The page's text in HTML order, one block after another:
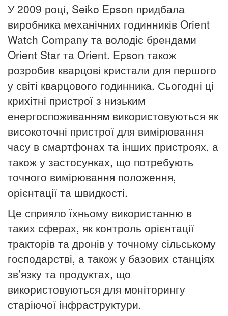
У 2009 році, Seiko Epson придбала
виробника механічних годинників Orient
Watch Company та володіє брендами
Orient Star та Orient. Epson також
розробив кварцові кристали для першого
у світі кварцового годинника. Сьогодні ці
крихітні пристрої з низьким
енергоспоживанням використовуються як
високоточні пристрої для вимірювання
часу в смартфонах та інших пристроях, а
також у застосунках, що потребують
точного вимірювання положення,
орієнтації та швидкості.
Це сприяло їхньому використанню в
таких сферах, як контроль орієнтації
тракторів та дронів у точному сільському
господарстві, а також у базових станціях
зв’язку та продуктах, що
використовуються для моніторингу
старіючої інфраструктури.